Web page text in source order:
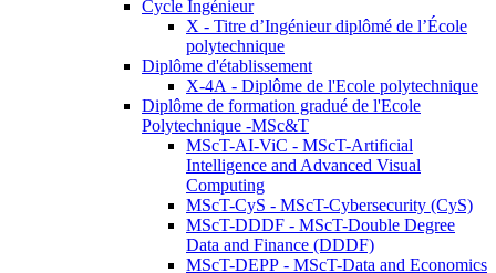
Cycle Ingénieur
X - Titre d’Ingénieur diplômé de l’École
polytechnique
Diplôme d'établissement
X-4A - Diplôme de l'Ecole polytechnique
Diplôme de formation gradué de l'Ecole
Polytechnique -MSc&T
MScT-AI-ViC - MScT-Artificial
Intelligence and Advanced Visual
Computing
MScT-CyS - MScT-Cybersecurity (CyS)
MScT-DDDF - MScT-Double Degree
Data and Finance (DDDF)
MScT-DEPP - MScT-Data and Economics